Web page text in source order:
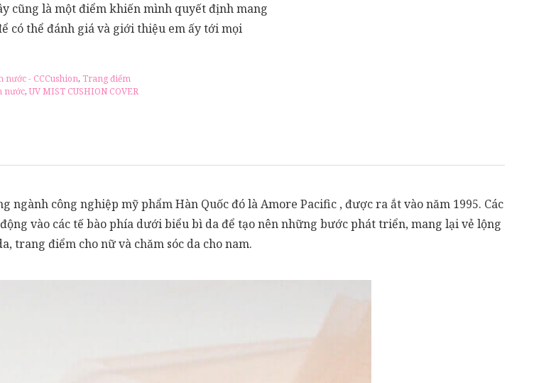
cũng là một điểm khiến mình quyết định mang
có thể đánh giá và giới thiệu em ấy tới mọi
nước - CCCushion, Trang điểm
nước,UV MIST CUSHION COVER
công nghiệp mỹ phẩm Hàn Quốc đó là Amore Pacific , được ra ắt vào năm 1995. Các
vào các tế bào phía dưới biểu bì da để tạo nên những bước phát triển, mang lại vẻ lộng
trang điểm cho nữ và chăm sóc da cho nam.